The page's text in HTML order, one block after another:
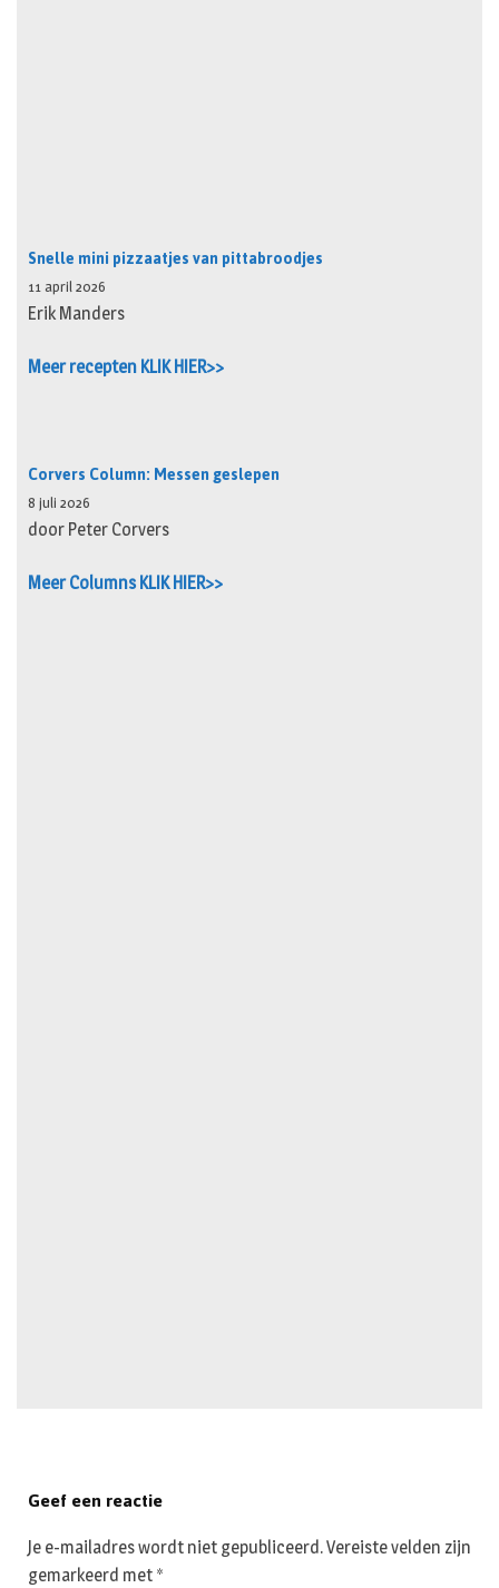
Snelle mini pizzaatjes van pittabroodjes
11 april 2026
Erik Manders
Meer recepten KLIK HIER>>
Corvers Column: Messen geslepen
8 juli 2026
door Peter Corvers
Meer Columns KLIK HIER>>
Geef een reactie
Je e-mailadres wordt niet gepubliceerd.Vereiste velden zijn
gemarkeerd met *